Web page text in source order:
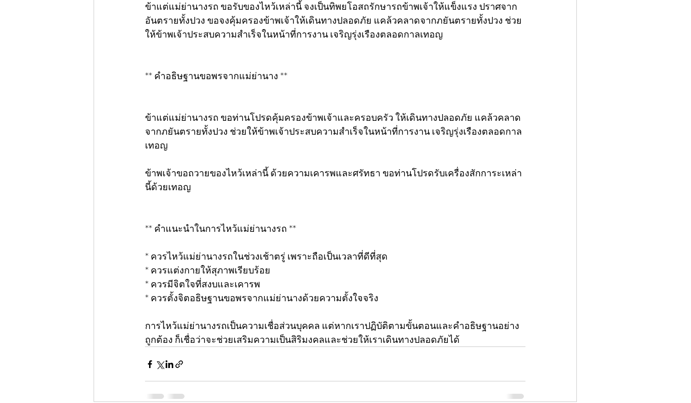
ข้าแต่แม่ย่านางรถ ขอรับของไหว้เหล่านี้ จงเป็นทิพยโอสถรักษารถข้าพเจ้าให้แข็งแรง ปราศจาก
อันตรายทั้งปวง ขอจงคุ้มครองข้าพเจ้าให้เดินทางปลอดภัย แคล้วคลาดจากภยันตรายทั้งปวง ช่วย
ให้ข้าพเจ้าประสบความสำเร็จในหน้าที่การงาน เจริญรุ่งเรืองตลอดกาลเทอญ
** คำอธิษฐานขอพรจากแม่ย่านาง **
ข้าแต่แม่ย่านางรถ ขอท่านโปรดคุ้มครองข้าพเจ้าและครอบครัว ให้เดินทางปลอดภัย แคล้วคลาด
จากภยันตรายทั้งปวง ช่วยให้ข้าพเจ้าประสบความสำเร็จในหน้าที่การงาน เจริญรุ่งเรืองตลอดกาล
เทอญ
ข้าพเจ้าขอถวายของไหว้เหล่านี้ ด้วยความเคารพและศรัทธา ขอท่านโปรดรับเครื่องสักการะเหล่า
นี้ด้วยเทอญ
** คำแนะนำในการไหว้แม่ย่านางรถ **
* ควรไหว้แม่ย่านางรถในช่วงเช้าตรู่ เพราะถือเป็นเวลาที่ดีที่สุด
* ควรแต่งกายให้สุภาพเรียบร้อย
* ควรมีจิตใจที่สงบและเคารพ
* ควรตั้งจิตอธิษฐานขอพรจากแม่ย่านางด้วยความตั้งใจจริง
การไหว้แม่ย่านางรถเป็นความเชื่อส่วนบุคคล แต่หากเราปฏิบัติตามขั้นตอนและคำอธิษฐานอย่าง
ถูกต้อง ก็เชื่อว่าจะช่วยเสริมความเป็นสิริมงคลและช่วยให้เราเดินทางปลอดภัยได้